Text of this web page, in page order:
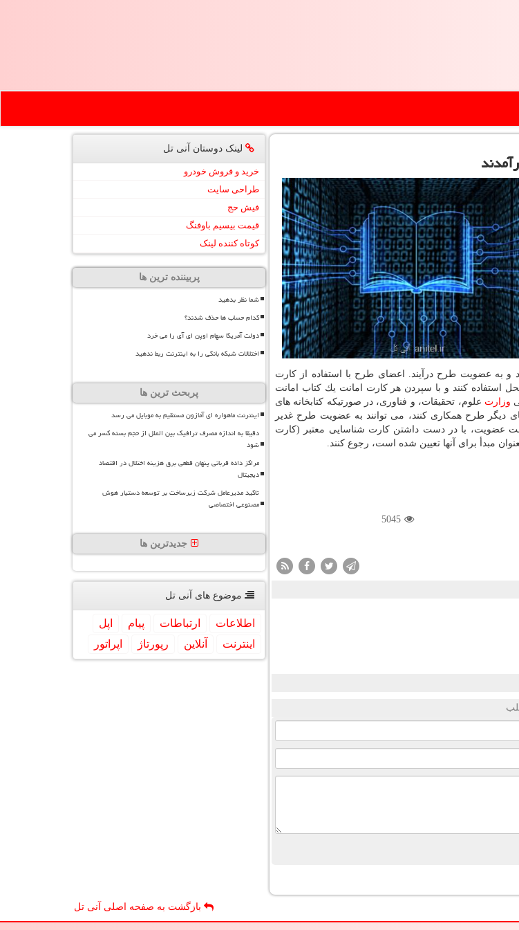
و به عضویت طرح درآیند. اعضای طرح با استفاده از كارت
محل استفاده كنند و با سپردن هر كارت امانت یك كتاب امانت
وزارت علوم، تحقیقات، و فناوری، در صورتیكه كتابخانه های
دیگر طرح همكاری كنند، می توانند به عضویت طرح غدیر
عضویت، با در دست داشتن كارت شناسایی معتبر (كارت
مبدأ برای آنها تعیین شده است، رجوع كنند.
5045
لینک دوستان آنی تل
خرید و فروش خودرو
طراحی سایت
فیش حج
قیمت بیسیم باوفنگ
کوتاه کننده لینک
پربیننده ترین ها
شما نظر بدهید
کدام حساب ها حذف شدند؟
دولت آمریکا سهام اوپن ای آی را می خرد
اختلالات شبکه بانکی را به اینترنت ربط ندهید
پربحث ترین ها
اینترنت ماهواره ای آمازون مستقیم به موبایل می رسد
دقیقا به اندازه مصرف ترافیک بین الملل از حجم بسته کسر می
شود
مراکز داده قربانی پنهان قطعی برق هزینه اختلال در اقتصاد
دیجیتال
تاکید مدیرعامل شرکت زیرساخت بر توسعه دستیار هوش
مصنوعی اختصاصی
جدیدترین ها
موضوع های آنی تل
اطلاعات ارتباطات پیام
اپل
اینترنت
آنلاین رپورتاژ اپراتور
بازگشت به صفحه اصلی آنی تل